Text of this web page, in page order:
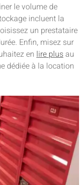
le volume de
incluent la
un prestataire
Enfin, misez sur
en lire plus au
dédiée à la location